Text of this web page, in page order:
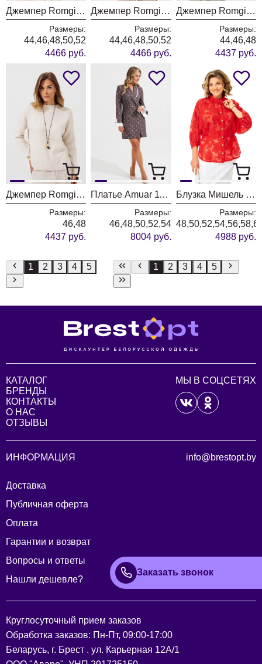
Джемпер Romgil РВ0464-ВИ5 молочный
Размеры:
44,46,48,50,52
4466 руб.
Джемпер Romgil РВ0464-ВИ5 ванильный
Размеры:
44,46,48,50,52
4466 руб.
Джемпер Romgil РВ0435-ВИ5 молочный
Размеры:
44,46,48
4437 руб.
Джемпер Romgil РВ0435-ВИ5 ванильный
Размеры:
46,48
4437 руб.
Платье Amuar 1136
Размеры:
46,48,50,52,54
8004 руб.
Блузка Мишель Шик 802 красный
Размеры:
4988 руб.
1 2 3 4 5 1 2 3 4 5
КАТАЛОГ
БРЕНДЫ
КОНТАКТЫ
О НАС
ОТЗЫВЫ
МЫ В СОЦСЕТЯХ
ИНФОРМАЦИЯ
Доставка
Публичная оферта
Оплата
Гарантии и возврат
Вопросы и ответы
Нашли дешевле?
info@brestopt.by
Заказать звонок
Круглосуточный прием заказов
Обработка заказов: Пн-Пт, 09:00-17:00
Беларусь, г. Брест . ул. Карьерная 12А/1